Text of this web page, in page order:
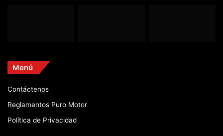
Menú
Contáctenos
Reglamentos Puro Motor
Política de Privacidad